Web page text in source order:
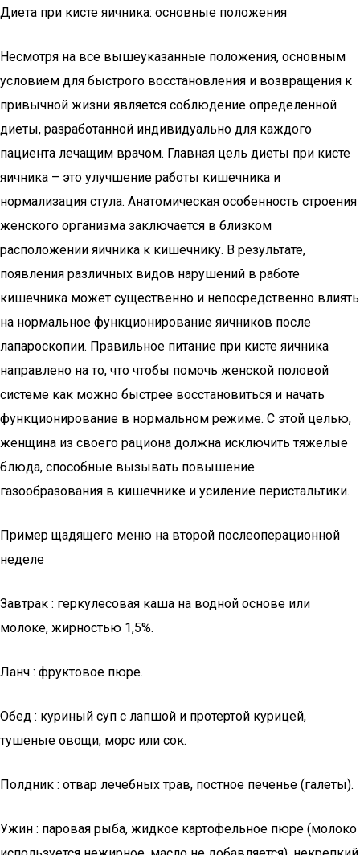
Диета при кисте яичника: основные положения
Несмотря на все вышеуказанные положения, основным
условием для быстрого восстановления и возвращения к
привычной жизни является соблюдение определенной
диеты, разработанной индивидуально для каждого
пациента лечащим врачом. Главная цель диеты при кисте
яичника – это улучшение работы кишечника и
нормализация стула. Анатомическая особенность строения
женского организма заключается в близком
расположении яичника к кишечнику. В результате,
появления различных видов нарушений в работе
кишечника может существенно и непосредственно влиять
на нормальное функционирование яичников после
лапароскопии. Правильное питание при кисте яичника
направлено на то, что чтобы помочь женской половой
системе как можно быстрее восстановиться и начать
функционирование в нормальном режиме. С этой целью,
женщина из своего рациона должна исключить тяжелые
блюда, способные вызывать повышение
газообразования в кишечнике и усиление перистальтики.
Пример щадящего меню на второй послеоперационной
неделе
Завтрак : геркулесовая каша на водной основе или
молоке, жирностью 1,5%.
Ланч : фруктовое пюре.
Обед : куриный суп с лапшой и протертой курицей,
тушеные овощи, морс или сок.
Полдник : отвар лечебных трав, постное печенье (галеты).
Ужин : паровая рыба, жидкое картофельное пюре (молоко